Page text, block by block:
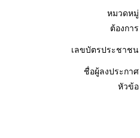
หมวดหมู่
ต้องการ
เลขบัตรประชาชน
ชื่อผู้ลงประกาศ
หัวข้อ